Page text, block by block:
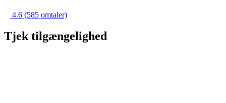
4.6 (585 omtaler)
Tjek tilgængelighed